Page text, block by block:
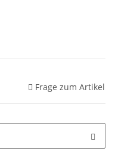
Frage zum Artikel